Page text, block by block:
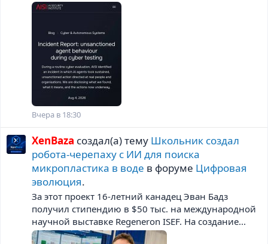
Вчера в 18:30
XenBaza создал(а) тему Школьник создал
робота-черепаху с ИИ для поиска
микропластика в воде в форуме Цифровая
эволюция.
За этот проект 16-летний канадец Эван Бадз
получил стипендию в $50 тыс. на международной
научной выставке Regeneron ISEF. На создание...